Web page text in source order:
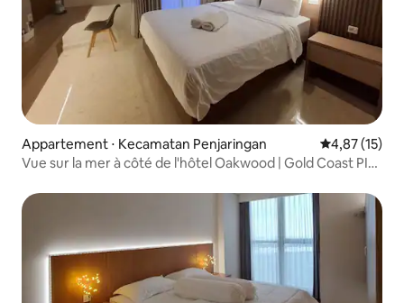
Appartement ⋅ Kecamatan Penjaringan Évaluation
4,87 (15)
Vue sur la mer à côté de l'hôtel Oakwood | Gold Coast PIK